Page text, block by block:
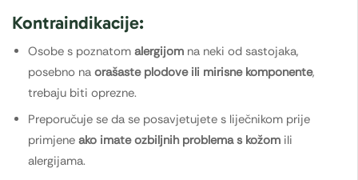
Kontraindikacije:
Osobe s poznatom alergijom na neki od sastojaka,
posebno na orašaste plodove ili mirisne komponente,
trebaju biti oprezne.
Preporučuje se da se posavjetujete s liječnikom prije
primjene ako imate ozbiljnih problema s kožom ili
alergijama.